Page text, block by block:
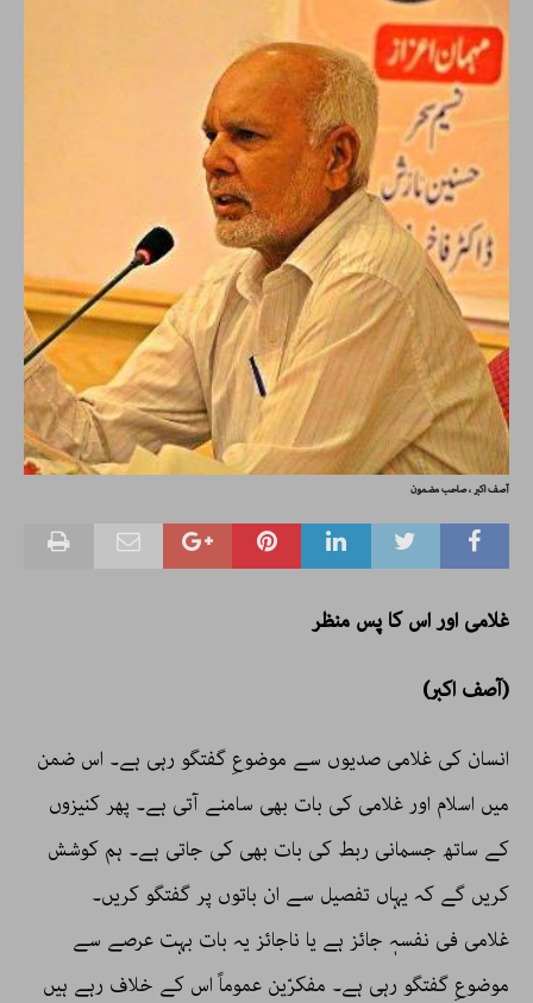
آصف اکبر ، صاحب مضمون
غلامی اور اس کا پس منظر
(آصف اکبر)
انسان کی غلامی صدیوں سے موضوعِ گفتگو رہی ہے۔ اس ضمن
میں اسلام اور غلامی کی بات بھی سامنے آتی ہے۔ پھر کنیزوں
کے ساتھ جسمانی ربط کی بات بھی کی جاتی ہے۔ ہم کوشش
کریں گے کہ یہاں تفصیل سے ان باتوں پر گفتگو کریں۔
غلامی فی نفسہٖ جائز ہے یا ناجائز یہ بات بہت عرصے سے
موضوعِ گفتگو رہی ہے۔ مفکرّین عموماً اس کے خلاف رہے ہیں